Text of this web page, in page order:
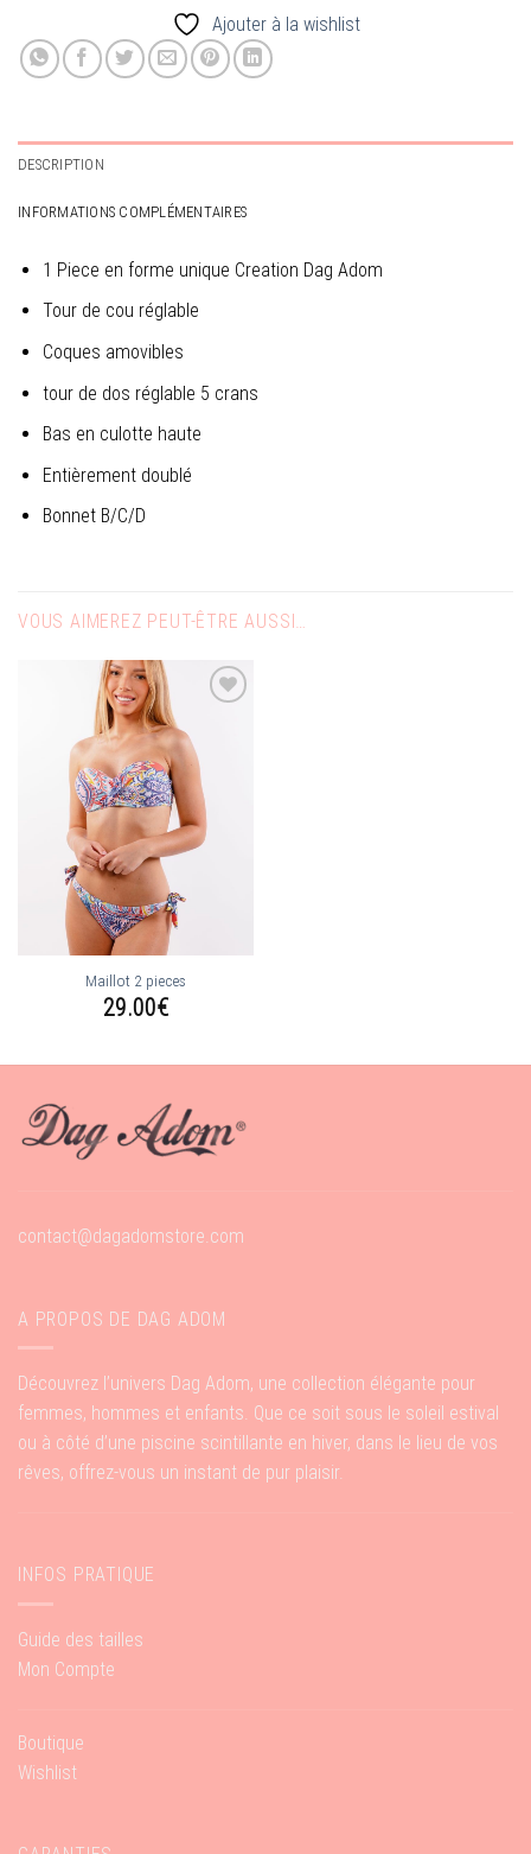
Ajouter à la wishlist
DESCRIPTION
INFORMATIONS COMPLÉMENTAIRES
1 Piece en forme unique Creation Dag Adom
Tour de cou réglable
Coques amovibles
tour de dos réglable 5 crans
Bas en culotte haute
Entièrement doublé
Bonnet B/C/D
VOUS AIMEREZ PEUT-ÊTRE AUSSI…
wishlist
Maillot 2 pieces
29.00€
contact@dagadomstore.com
A PROPOS DE DAG ADOM
Découvrez l’univers Dag Adom, une collection élégante pour
femmes, hommes et enfants. Que ce soit sous le soleil estival
ou à côté d’une piscine scintillante en hiver, dans le lieu de vos
rêves, offrez-vous un instant de pur plaisir.
INFOS PRATIQUE
Guide des tailles
Mon Compte
Boutique
Wishlist